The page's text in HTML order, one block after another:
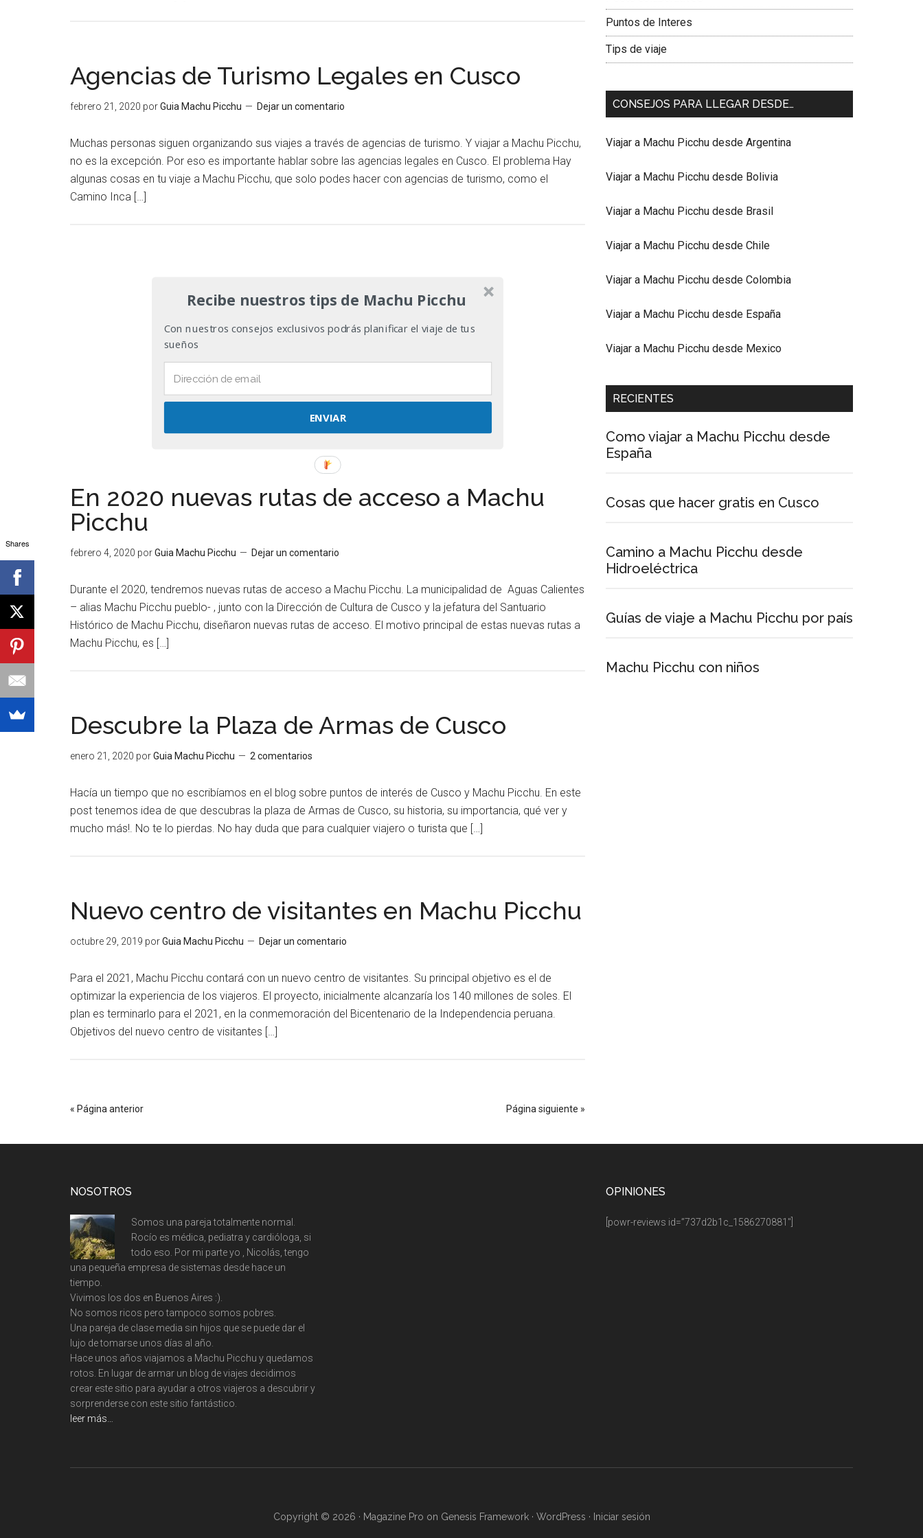
Agencias de Turismo Legales en Cusco
febrero 21, 2020 porGuia Machu Picchu Dejar un comentario
Muchas personas siguen organizando sus viajes a través de agencias de turismo. Y viajar a Machu Picchu,
no es la excepción. Por eso es importante hablar sobre las agencias legales en Cusco. El problema Hay
algunas cosas en tu viaje a Machu Picchu, que solo podes hacer con agencias de turismo, como el
Camino Inca […]
Recibe nuestros tips de Machu Picchu
Con nuestros consejos exclusivos podrás planificar el viaje de tus
sueños
ENVIAR
En 2020 nuevas rutas de acceso a Machu
Picchu
febrero 4, 2020 porGuia Machu Picchu Dejar un comentario
Durante el 2020, tendremos nuevas rutas de acceso a Machu Picchu. La municipalidad de Aguas Calientes
– alias Machu Picchu pueblo- , junto con la Dirección de Cultura de Cusco y la jefatura del Santuario
Histórico de Machu Picchu, diseñaron nuevas rutas de acceso. El motivo principal de estas nuevas rutas a
Machu Picchu, es […]
Descubre la Plaza de Armas de Cusco
enero 21, 2020 porGuia Machu Picchu 2 comentarios
Hacía un tiempo que no escribíamos en el blog sobre puntos de interés de Cusco y Machu Picchu. En este
post tenemos idea de que descubras la plaza de Armas de Cusco, su historia, su importancia, qué ver y
mucho más!. No te lo pierdas. No hay duda que para cualquier viajero o turista que […]
Nuevo centro de visitantes en Machu Picchu
octubre 29, 2019 porGuia Machu Picchu Dejar un comentario
Para el 2021, Machu Picchu contará con un nuevo centro de visitantes. Su principal objetivo es el de
optimizar la experiencia de los viajeros. El proyecto, inicialmente alcanzaría los 140 millones de soles. El
plan es terminarlo para el 2021, en la conmemoración del Bicentenario de la Independencia peruana.
Objetivos del nuevo centro de visitantes […]
« Página anterior Página siguiente »
Puntos de Interes
Tips de viaje
CONSEJOS PARA LLEGAR DESDE…
Viajar a Machu Picchu desde Argentina
Viajar a Machu Picchu desde Bolivia
Viajar a Machu Picchu desde Brasil
Viajar a Machu Picchu desde Chile
Viajar a Machu Picchu desde Colombia
Viajar a Machu Picchu desde España
Viajar a Machu Picchu desde Mexico
RECIENTES
Como viajar a Machu Picchu desde
España
Cosas que hacer gratis en Cusco
Camino a Machu Picchu desde
Hidroeléctrica
Guías de viaje a Machu Picchu por país
Machu Picchu con niños
NOSOTROS
Somos una pareja totalmente normal.
Rocío es médica, pediatra y cardióloga, si
todo eso. Por mi parte yo , Nicolás, tengo
una pequeña empresa de sistemas desde hace un
tiempo.
Vivimos los dos en Buenos Aires :).
No somos ricos pero tampoco somos pobres.
Una pareja de clase media sin hijos que se puede dar el
lujo de tomarse unos días al año.
Hace unos años viajamos a Machu Picchu y quedamos
rotos. En lugar de armar un blog de viajes decidimos
crear este sitio para ayudar a otros viajeros a descubrir y
sorprenderse con este sitio fantástico.
leer más…
OPINIONES
[powr-reviews id=”737d2b1c_1586270881″]
Copyright © 2026 · Magazine Pro on Genesis Framework· WordPress · Iniciar sesión
Shares